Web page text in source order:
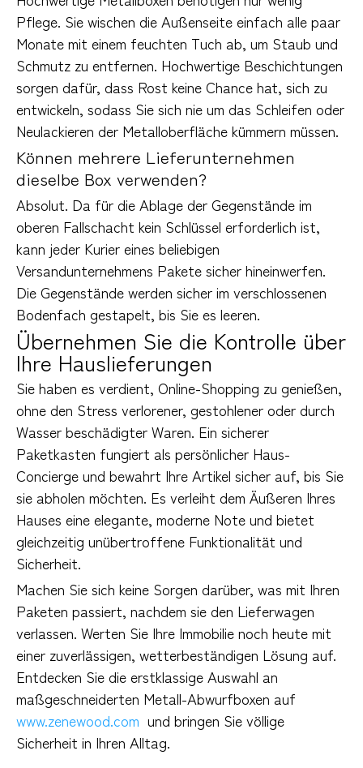
Pflege. Sie wischen die Außenseite einfach alle paar
Monate mit einem feuchten Tuch ab, um Staub und
Schmutz zu entfernen. Hochwertige Beschichtungen
sorgen dafür, dass Rost keine Chance hat, sich zu
entwickeln, sodass Sie sich nie um das Schleifen oder
Neulackieren der Metalloberfläche kümmern müssen.
Können mehrere Lieferunternehmen
dieselbe Box verwenden?
Absolut. Da für die Ablage der Gegenstände im
oberen Fallschacht kein Schlüssel erforderlich ist,
kann jeder Kurier eines beliebigen
Versandunternehmens Pakete sicher hineinwerfen.
Die Gegenstände werden sicher im verschlossenen
Bodenfach gestapelt, bis Sie es leeren.
Übernehmen Sie die Kontrolle über
Ihre Hauslieferungen
Sie haben es verdient, Online-Shopping zu genießen,
ohne den Stress verlorener, gestohlener oder durch
Wasser beschädigter Waren. Ein sicherer
Paketkasten fungiert als persönlicher Haus-
Concierge und bewahrt Ihre Artikel sicher auf, bis Sie
sie abholen möchten. Es verleiht dem Äußeren Ihres
Hauses eine elegante, moderne Note und bietet
gleichzeitig unübertroffene Funktionalität und
Sicherheit.
Machen Sie sich keine Sorgen darüber, was mit Ihren
Paketen passiert, nachdem sie den Lieferwagen
verlassen. Werten Sie Ihre Immobilie noch heute mit
einer zuverlässigen, wetterbeständigen Lösung auf.
Entdecken Sie die erstklassige Auswahl an
www.zenewood.com und bringen Sie völlige
Sicherheit in Ihren Alltag.